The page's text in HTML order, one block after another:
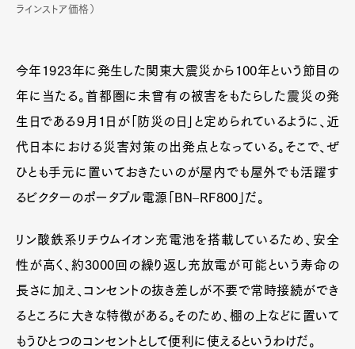
ラインストア価格）
今年1923年に発生した関東大震災から100年という節目の
年に当たる。首都圏に未曾有の被害をもたらした震災の発
生日である９月１日が「防災の日」と定められているように、近
代日本における災害対策の出発点となっている。そこで、ぜ
ひとも手元に置いておきたいのが屋内でも屋外でも活躍す
るビクターのポータブル電源「BN‒RF800」だ。
リン酸鉄系リチウムイオン充電池を搭載しているため、安全
性が高く、約3000回の繰り返し充放電が可能という寿命の
長さに加え、コンセントの抜き差しが不要で常時接続ができ
るところに大きな特徴がある。そのため、棚の上などに置いて
もうひとつのコンセントとして便利に使えるというわけだ。